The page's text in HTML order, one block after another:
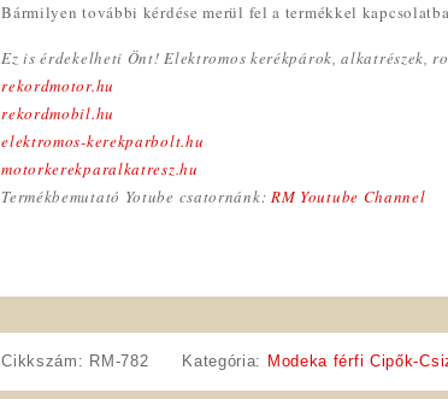
Bármilyen további kérdése merül fel a termékkel
Ez is érdekelheti Önt! Elektromos kerékpárok, alkatrészek,
rekordmotor.hu
rekordmobil.hu
elektromos-kerekparbolt.hu
motorkerekparalkatresz.hu
Termékbemutató Yotube csatornánk: RM Youtube Channel
Cikkszám: RM-782 Kategória: Modeka férfi Cipők-